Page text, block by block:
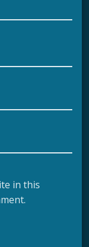
in this